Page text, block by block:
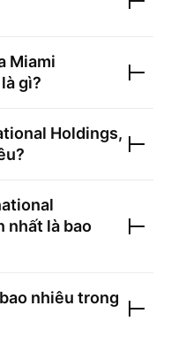
Miami
là gì?
Holdings,
nhất là bao
nhiêu trong